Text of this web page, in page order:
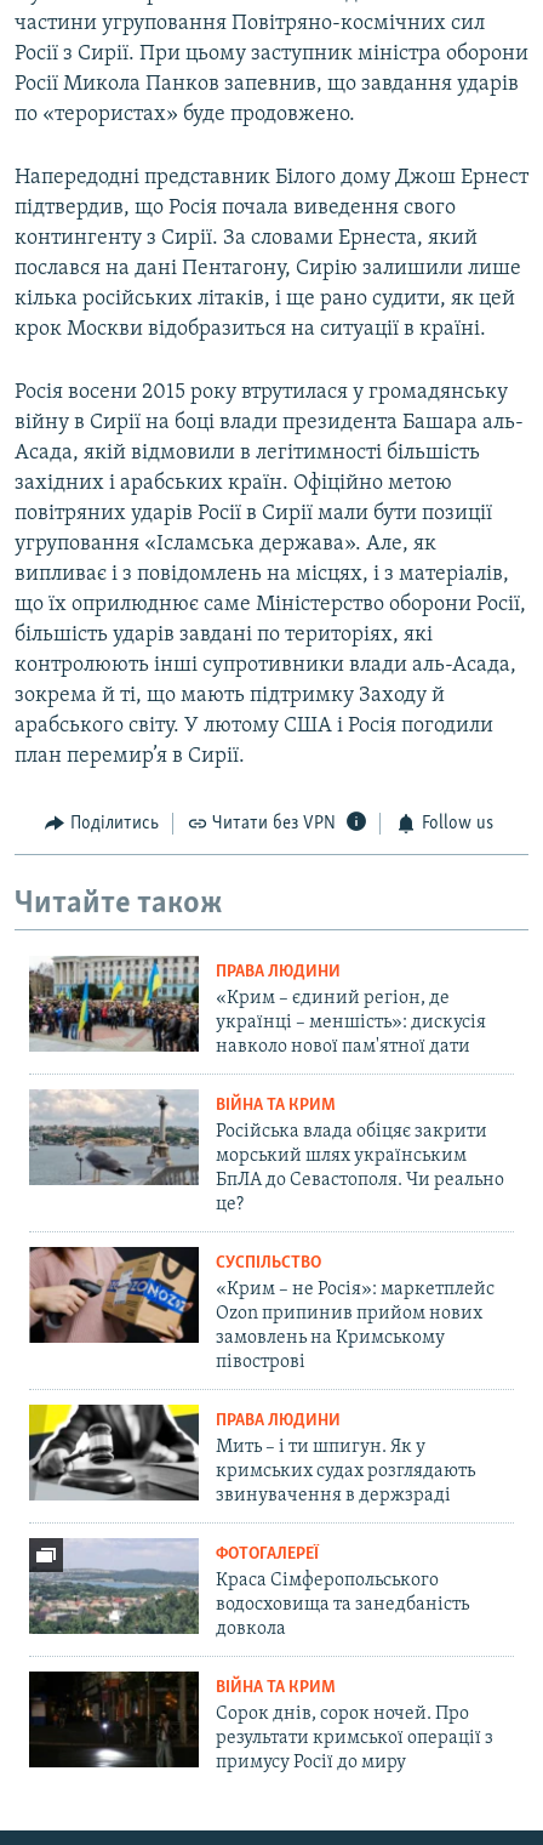
частини угруповання Повітряно-космічних сил
Росії з Сирії. При цьому заступник міністра оборони
Росії Микола Панков запевнив, що завдання ударів
по «терористах» буде продовжено.
Напередодні представник Білого дому Джош Ернест
підтвердив, що Росія почала виведення свого
контингенту з Сирії. За словами Ернеста, який
послався на дані Пентагону, Сирію залишили лише
кілька російських літаків, і ще рано судити, як цей
крок Москви відобразиться на ситуації в країні.
Росія восени 2015 року втрутилася у громадянську
війну в Сирії на боці влади президента Башара аль-
Асада, якій відмовили в легітимності більшість
західних і арабських країн. Офіційно метою
повітряних ударів Росії в Сирії мали бути позиції
угруповання «Ісламська держава». Але, як
випливає і з повідомлень на місцях, і з матеріалів,
що їх оприлюднює саме Міністерство оборони Росії,
більшість ударів завдані по територіях, які
контролюють інші супротивники влади аль-Асада,
зокрема й ті, що мають підтримку Заходу й
арабського світу. У лютому США і Росія погодили
план перемир’я в Сирії.
Поділитись Читати без VPN Follow us
Читайте також
ПРАВА ЛЮДИНИ
«Крим – єдиний регіон, де
українці – меншість»: дискусія
навколо нової пам'ятної дати
ВІЙНА ТА КРИМ
Російська влада обіцяє закрити
морський шлях українським
БпЛА до Севастополя. Чи реально
це?
СУСПІЛЬСТВО
«Крим – не Росія»: маркетплейс
Ozon припинив прийом нових
замовлень на Кримському
півострові
ПРАВА ЛЮДИНИ
Мить – і ти шпигун. Як у
кримських судах розглядають
звинувачення в держзраді
ФОТОГАЛЕРЕЇ
Краса Сімферопольського
водосховища та занедбаність
довкола
ВІЙНА ТА КРИМ
Сорок днів, сорок ночей. Про
результати кримської операції з
примусу Росії до миру